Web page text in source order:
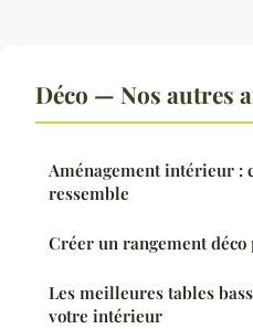
Déco — Nos autres
Aménagement intérieur :
ressemble
Créer un rangement déco
Les meilleures tables
votre intérieur